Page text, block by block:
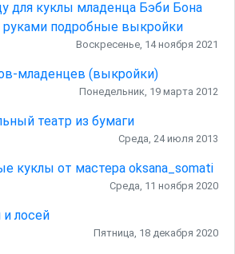
для куклы младенца Бэби Бона
руками подробные выкройки
Воскресенье, 14 ноября 2021
младенцев (выкройки)
Понедельник, 19 марта 2012
театр из бумаги
Среда, 24 июля 2013
куклы от мастера oksana_somati
Среда, 11 ноября 2020
лосей
Пятница, 18 декабря 2020